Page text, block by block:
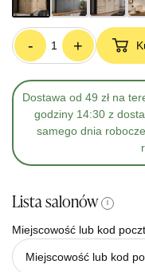
- +
Dostawa od 49 zł na
godziny 14:30 z
samego dnia
Lista salonów i
Miejscowość lub kod